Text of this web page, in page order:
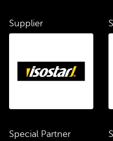
Supplier
Special Partner